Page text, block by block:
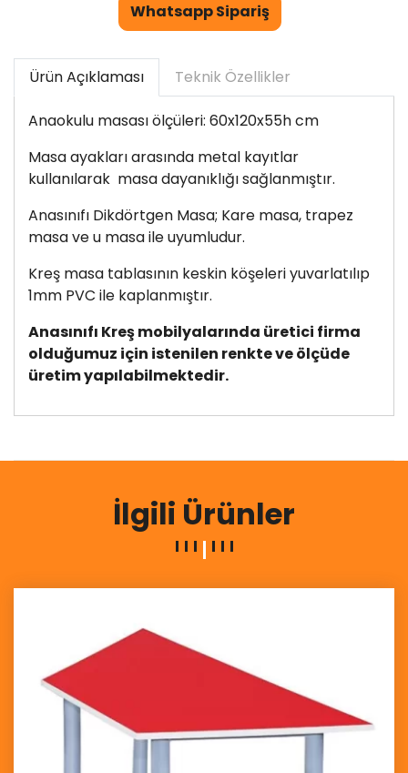
Whatsapp Sipariş
Ürün Açıklaması Teknik Özellikler
Anaokulu masası ölçüleri: 60x120x55h cm
Masa ayakları arasında metal kayıtlar
kullanılarak masa dayanıklığı sağlanmıştır.
Anasınıfı Dikdörtgen Masa; Kare masa, trapez
masa ve u masa ile uyumludur.
Kreş masa tablasının keskin köşeleri yuvarlatılıp
1mm PVC ile kaplanmıştır.
Anasınıfı Kreş mobilyalarında üretici firma
olduğumuz için istenilen renkte ve ölçüde
üretim yapılabilmektedir.
İlgili Ürünler